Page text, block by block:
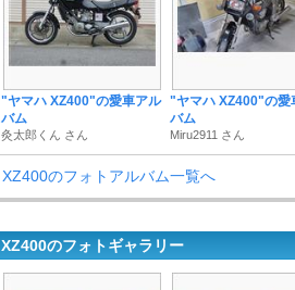
"ヤマハ XZ400"の愛車アル
バム
灸太郎くん さん
"ヤマハ XZ400"の愛
バム
Miru2911 さん
XZ400のフォトアルバム一覧へ
XZ400のフォトギャラリー